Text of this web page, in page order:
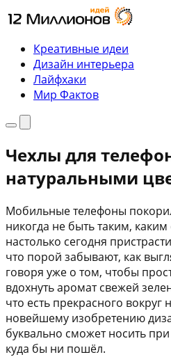
Перейти
к
содержимому
Креативные идеи
Дизайн интерьера
Лайфхаки
Мир Фактов
МенюПоиск
Чехлы для
натуральными
Мобильные телефоны
никогда не быть таким,
настолько сегодня
что порой забывают, как
говоря уже о том, чтобы
вдохнуть аромат свежей
что есть прекрасного вокруг
новейшему изобретению
буквально сможет носить
куда бы ни пошёл.